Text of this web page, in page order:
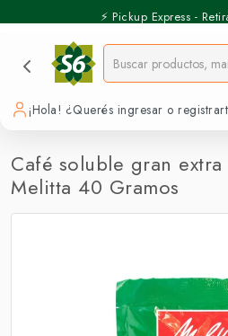
⚡️ Pickup Express -
¡Hola! ¿Querés ingresar o
Café soluble gran
Melitta 40 Gramos